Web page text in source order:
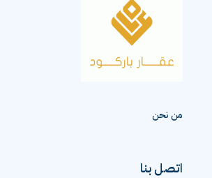
من نحن
اتصل بنا